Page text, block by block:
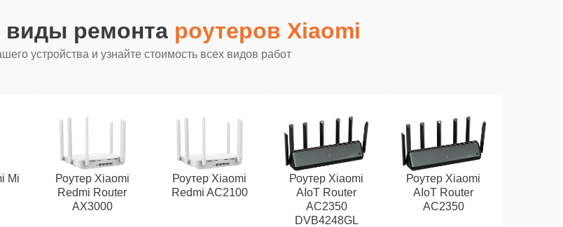
виды ремонта роутеров Xiaomi
устройства и узнайте стоимость всех видов работ
Mi
Роутер Xiaomi
Redmi Router
AX3000
Роутер Xiaomi
Redmi AC2100
Роутер Xiaomi
AIoT Router
AC2350
DVB4248GL
Роутер Xiaomi
AIoT Router
AC2350